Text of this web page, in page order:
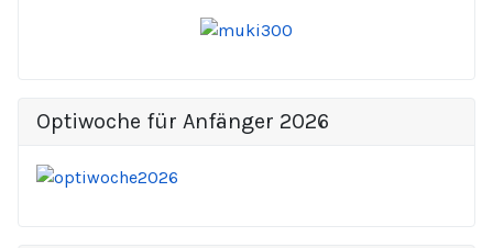
Optiwoche für Anfänger 2026